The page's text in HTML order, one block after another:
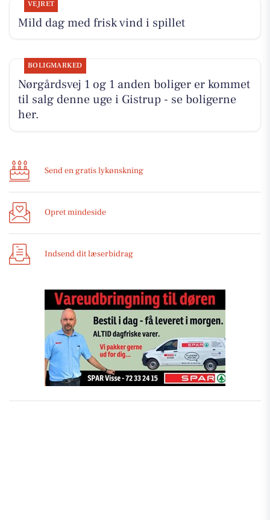
VEJRET
Mild dag med frisk vind i spillet
BOLIGMARKED
Nørgårdsvej 1 og 1 anden boliger er kommet
til salg denne uge i Gistrup - se boligerne
her.
Send en gratis lykønskning
Opret mindeside
Indsend dit læserbidrag